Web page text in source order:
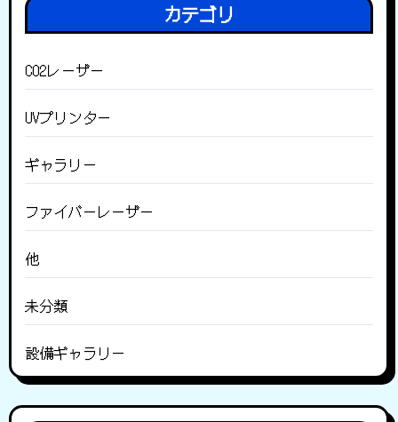
カテゴリ
CO2レーザー
UVプリンター
ギャラリー
ファイバーレーザー
他
未分類
設備ギャラリー